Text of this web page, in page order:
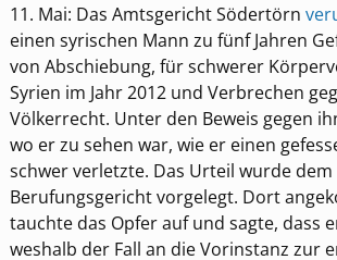
11. Mai: Das Amtsgericht Södertörn
einen syrischen Mann zu fünf Jahren
von Abschiebung, für schwerer
Syrien im Jahr 2012 und Verbrechen
Völkerrecht. Unter den Beweis gegen
wo er zu sehen war, wie er einen
schwer verletzte. Das Urteil wurde dem
Berufungsgericht vorgelegt. Dort
tauchte das Opfer auf und sagte, dass
weshalb der Fall an die Vorinstanz zur